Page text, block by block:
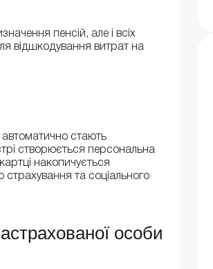
пенсій, але і всіх
відшкодування витрат на
автоматично стають
створюється персональна
накопичується
страхування та соціального
особи